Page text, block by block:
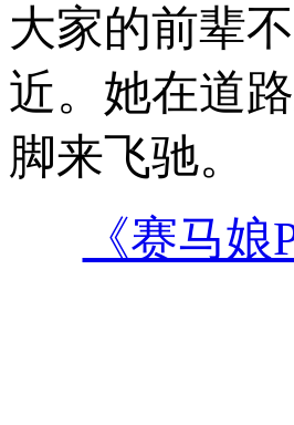
大家的前辈
近。她在道
脚来飞驰。
《赛马